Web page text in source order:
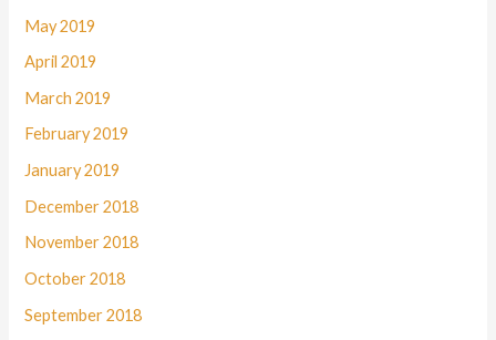
May 2019
April 2019
March 2019
February 2019
January 2019
December 2018
November 2018
October 2018
September 2018